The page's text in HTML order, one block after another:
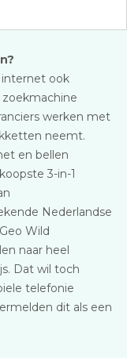
internet ook
zoekmachine
werken met
neemt.
en bellen
3-in-1
Nederlandse
Wild
naar heel
Dat wil toch
telefonie
dit als een